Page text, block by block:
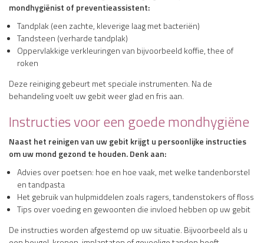
mondhygiënist of preventieassistent:
Tandplak (een zachte, kleverige laag met bacteriën)
Tandsteen (verharde tandplak)
Oppervlakkige verkleuringen van bijvoorbeeld koffie, thee of
roken
Deze reiniging gebeurt met speciale instrumenten. Na de
behandeling voelt uw gebit weer glad en fris aan.
Instructies voor een goede mondhygiëne
Naast het reinigen van uw gebit krijgt u persoonlijke instructies
om uw mond gezond te houden. Denk aan:
Advies over poetsen: hoe en hoe vaak, met welke tandenborstel
en tandpasta
Het gebruik van hulpmiddelen zoals ragers, tandenstokers of floss
Tips over voeding en gewoonten die invloed hebben op uw gebit
De instructies worden afgestemd op uw situatie. Bijvoorbeeld als u